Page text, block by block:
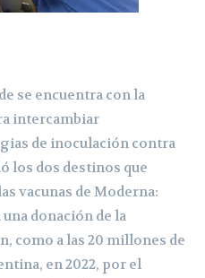
se encuentra con la
intercambiar
de inoculación contra
los dos destinos que
vacunas de Moderna:
donación de la
como a las 20 millones de
en 2022, por el